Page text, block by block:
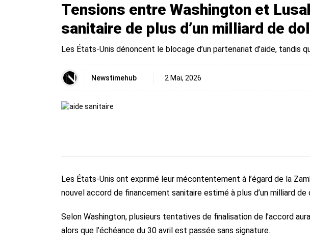
Tensions entre Washington et
sanitaire de plus d’un milliard de
Les États-Unis dénoncent le blocage d’un partenariat d’aide, tandis
Newstimehub 2 Mai, 2026
Les États-Unis ont exprimé leur mécontentement à l’égard de la
nouvel accord de financement sanitaire estimé à plus d’un milliard de
Selon Washington, plusieurs tentatives de finalisation de l’accord
alors que l’échéance du 30 avril est passée sans signature.